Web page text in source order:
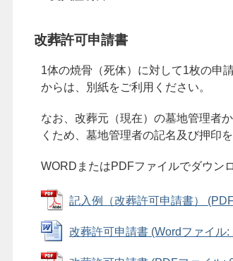
改葬許可申請書
1体の焼骨（死体）に対して1枚の申
からは、別紙をご利用ください。
なお、改葬元（現在）の墓地管理者
くため、墓地管理者の記名及び押印
WORDまたはPDFファイルでダウン
記入例（改葬許可申請書）
改葬許可申請書 (Wordファイル: